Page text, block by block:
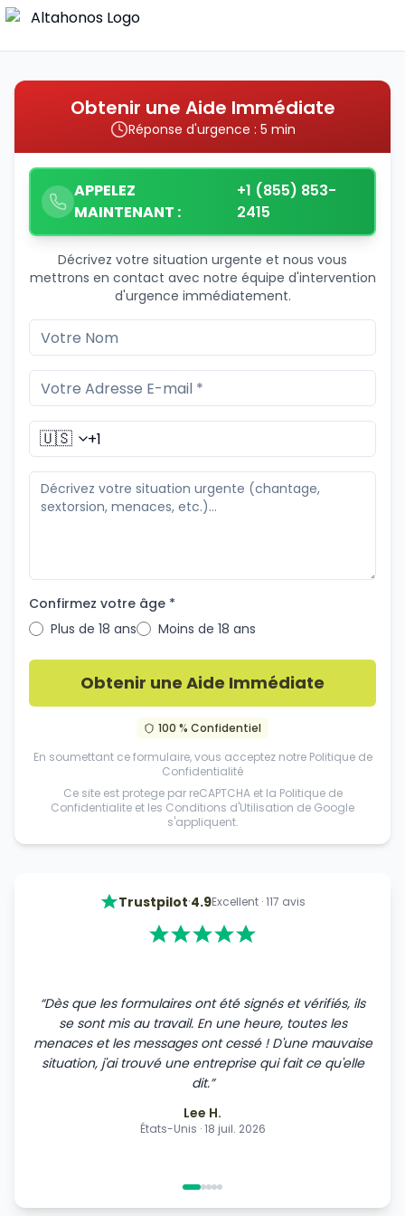
Obtenir une Aide Immédiate
Réponse d'urgence : 5 min
APPELEZ
MAINTENANT :
+1 (855) 853-
2415
Décrivez votre situation urgente et nous vous
mettrons en contact avec notre équipe d'intervention
d'urgence immédiatement.
🇺🇸
Confirmez votre âge *
Plus de 18 ans
Moins de 18 ans
Obtenir une Aide Immédiate
100 % Confidentiel
En soumettant ce formulaire, vous acceptez notre Politique de
Confidentialité
Ce site est protege par reCAPTCHA et la Politique de
Confidentialite et les Conditions d'Utilisation de Google
s'appliquent.
Trustpilot·4.9Excellent·117 avis
“Dès que les formulaires ont été signés et vérifiés, ils
se sont mis au travail. En une heure, toutes les
menaces et les messages ont cessé ! D'une mauvaise
situation, j'ai trouvé une entreprise qui fait ce qu'elle
dit.”
Lee H.
États-Unis ·18 juil. 2026